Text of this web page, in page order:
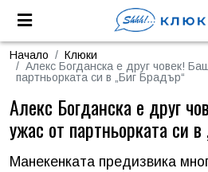
Начало
Клюки
Алекс Богданска е друг човек!
партньорката си в „Биг Брадър“
Алекс Богданска е друг
ужас от партньорката си
Манекенката предизвика